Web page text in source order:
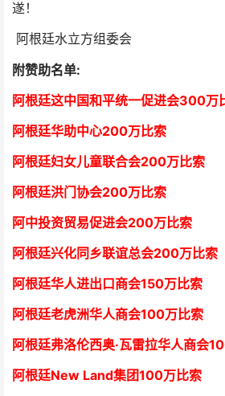
遂！
阿根廷水立方组委会
附赞助名单:
阿根廷这中国和平统一促进会300万
阿根廷华助中心200万比索
阿根廷妇女儿童联合会200万比索
阿根廷洪门协会200万比索
阿中投资贸易促进会200万比索
阿根廷兴化同乡联谊总会200万比索
阿根廷华人进出口商会150万比索
阿根廷老虎洲华人商会100万比索
阿根廷弗洛伦西奥·瓦雷拉华人商会1
阿根廷New Land集团100万比索